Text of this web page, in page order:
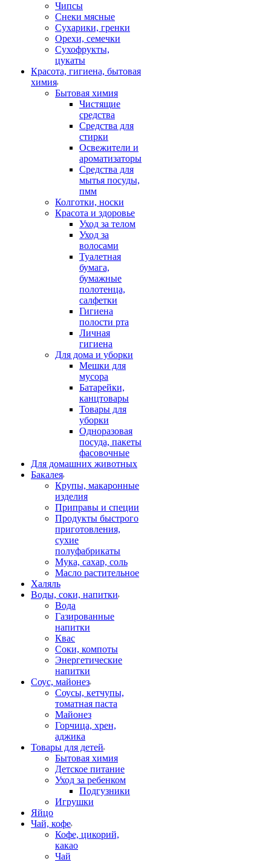
Чипсы
Снеки мясные
Сухарики, гренки
Орехи, семечки
Сухофрукты,
цукаты
Красота, гигиена, бытовая
химия
Бытовая химия
Чистящие
средства
Средства для
стирки
Освежители и
ароматизаторы
Средства для
мытья посуды,
пмм
Колготки, носки
Красота и здоровье
Уход за телом
Уход за
волосами
Туалетная
бумага,
бумажные
полотенца,
салфетки
Гигиена
полости рта
Личная
гигиена
Для дома и уборки
Мешки для
мусора
Батарейки,
канцтовары
Товары для
уборки
Одноразовая
посуда, пакеты
фасовочные
Для домашних животных
Бакалея
Крупы, макаронные
изделия
Приправы и специи
Продукты быстрого
приготовления,
сухие
полуфабрикаты
Мука, сахар, соль
Масло растительное
Халяль
Воды, соки, напитки
Вода
Газированные
напитки
Квас
Соки, компоты
Энергетические
напитки
Соус, майонез
Соусы, кетчупы,
томатная паста
Майонез
Горчица, хрен,
аджика
Товары для детей
Бытовая химия
Детское питание
Уход за ребенком
Подгузники
Игрушки
Яйцо
Чай, кофе
Кофе, цикорий,
какао
Чай